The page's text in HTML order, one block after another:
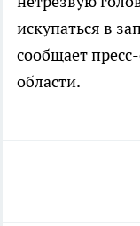
искупаться в
сообщает
области.